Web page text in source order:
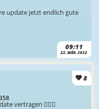
09:11
22. MÄR. 2022
update jetzt endlich gute
8
vertragen 🤷🏻‍♂️